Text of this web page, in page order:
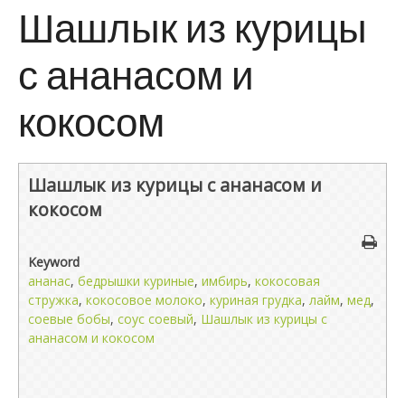
Шашлык из курицы
с ананасом и
кокосом
Шашлык из курицы с ананасом и
кокосом
Keyword
ананас, бедрышки куриные, имбирь, кокосовая
стружка, кокосовое молоко, куриная грудка, лайм, мед,
соевые бобы, соус соевый, Шашлык из курицы с
ананасом и кокосом